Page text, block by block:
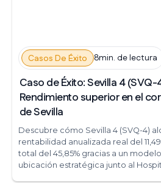
Casos De Éxito 8min. de lectura
Caso de Éxito: Sevilla 4
Rendimiento superior en el
de Sevilla
Descubre cómo Sevilla 4 (SVQ-4)
rentabilidad anualizada real del
total del 45,85% gracias a un
ubicación estratégica junto al